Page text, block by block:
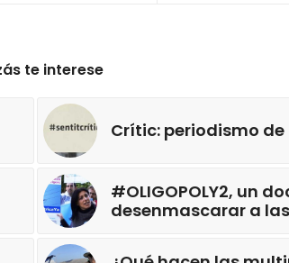
te interese
Crític: periodismo
#OLIGOPOLY2, un
desenmascarar a